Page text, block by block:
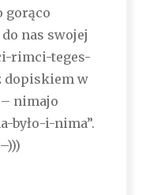
gorąco
nas swojej
rimci-teges-
dopiskiem w
nimajo
było-i-nima”.